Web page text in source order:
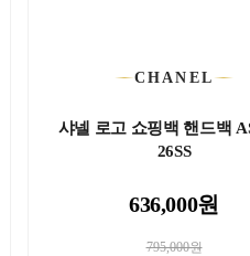
CHANEL
샤넬 로고 쇼핑백 핸드백
26SS
636,000원
795,000원